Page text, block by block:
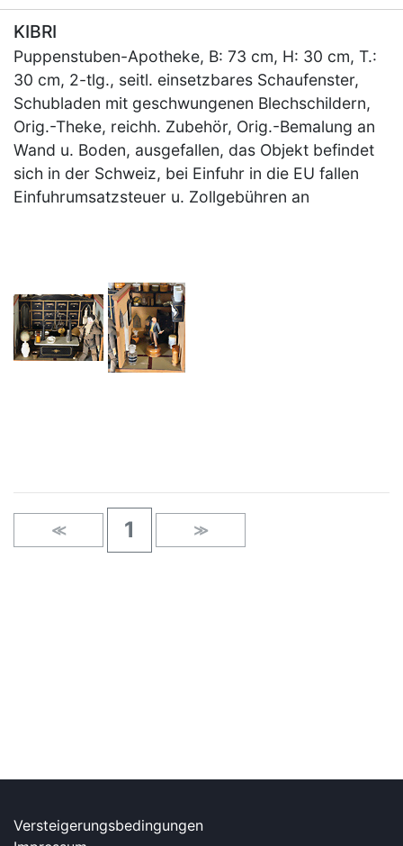
KIBRI
Puppenstuben-Apotheke, B: 73 cm, H: 30 cm, T.:
30 cm, 2-tlg., seitl. einsetzbares Schaufenster,
Schubladen mit geschwungenen Blechschildern,
Orig.-Theke, reichh. Zubehör, Orig.-Bemalung an
Wand u. Boden, ausgefallen, das Objekt befindet
sich in der Schweiz, bei Einfuhr in die EU fallen
Einfuhrumsatzsteuer u. Zollgebühren an
≪ 1 ≫
Versteigerungsbedingungen